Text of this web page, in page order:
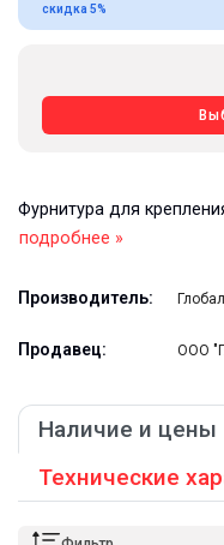
скидка 5%
Фурнитура для
подробнее »
Производитель:
Продавец: ООО
Наличие и цены
Технические